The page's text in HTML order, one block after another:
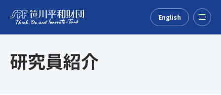
English
研究員紹介